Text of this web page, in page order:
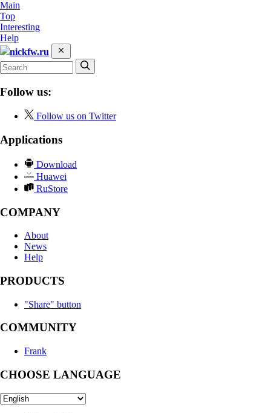
Main
Top
Interesting
Help
nickfw.ru
Follow us:
Follow us on Twitter
Applications
Download
Huawei
RuStore
COMPANY
About
News
Help
PRODUCTS
"Share" button
COMMUNITY
Frank
CHOOSE LANGUAGE